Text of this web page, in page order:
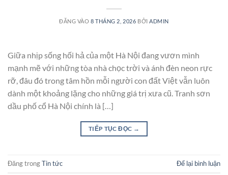
ĐĂNG VÀO 8 THÁNG 2, 2026 BỞIADMIN
Giữa nhịp sống hối hả của một Hà Nội đang vươn mình
mạnh mẽ với những tòa nhà chọc trời và ánh đèn neon rực
rỡ, đâu đó trong tâm hồn mỗi người con đất Việt vẫn luôn
dành một khoảng lặng cho những giá trị xưa cũ. Tranh sơn
dầu phố cổ Hà Nội chính là […]
TIẾP TỤC ĐỌC →
Đăng trongTin tức Để lại bình luận